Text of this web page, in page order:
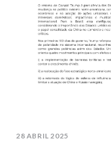
28 ABRIL 2025